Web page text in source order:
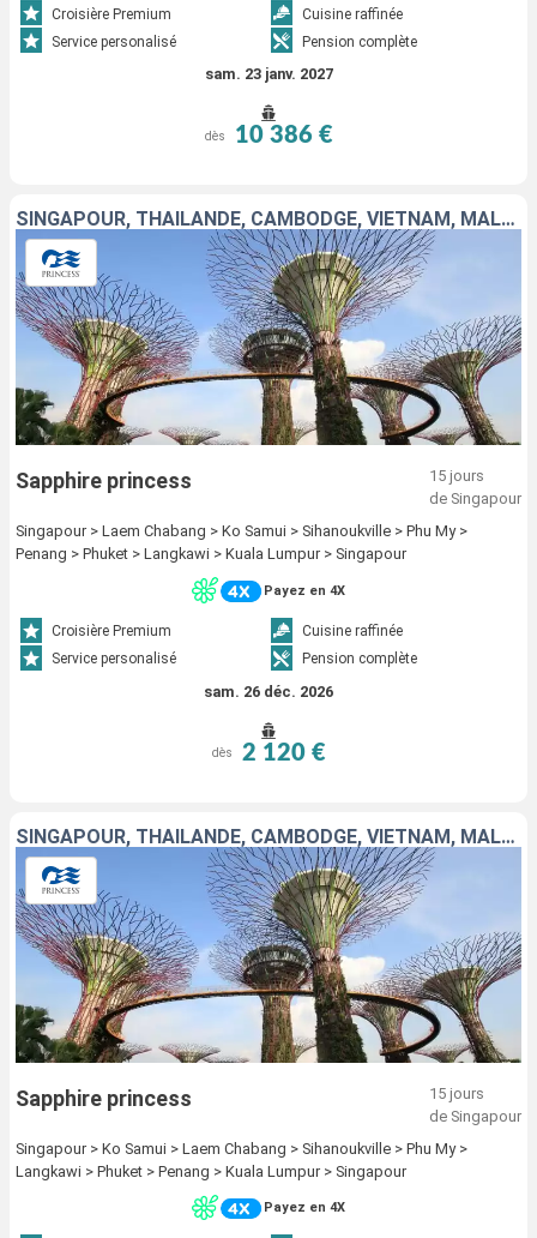
Croisière Premium
Cuisine raffinée
Service personalisé
Pension complète
sam. 23 janv. 2027
dès 10 386 €
SINGAPOUR, THAÏLANDE, CAMBODGE, VIETNAM, MALAISIE
Sapphire princess
15 jours
de Singapour
Singapour > Laem Chabang > Ko Samui > Sihanoukville > Phu My >
Penang > Phuket > Langkawi > Kuala Lumpur > Singapour
Payez en 4X
Croisière Premium
Cuisine raffinée
Service personalisé
Pension complète
sam. 26 déc. 2026
dès 2 120 €
SINGAPOUR, THAÏLANDE, CAMBODGE, VIETNAM, MALAISIE
Sapphire princess
15 jours
de Singapour
Singapour > Ko Samui > Laem Chabang > Sihanoukville > Phu My >
Langkawi > Phuket > Penang > Kuala Lumpur > Singapour
Payez en 4X